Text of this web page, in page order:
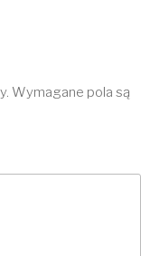
Wymagane pola są